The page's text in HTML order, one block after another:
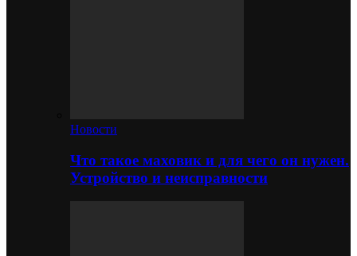
Новости
Что такое маховик и для чего он нужен.
Устройство и неисправности